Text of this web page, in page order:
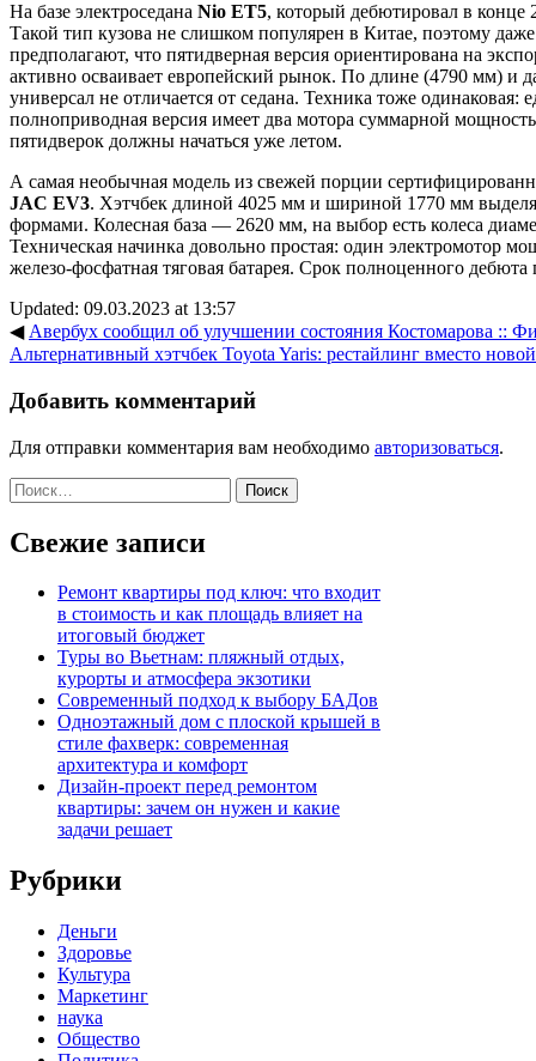
На базе электроседана Nio ET5, который дебютировал в конце
Такой тип кузова не слишком популярен в Китае, поэтому
предполагают, что пятидверная версия ориентирована на
активно осваивает европейский рынок. По длине (4790 мм) и
универсал не отличается от седана. Техника тоже одинаковая:
полноприводная версия имеет два мотора суммарной
пятидверок должны начаться уже летом.
А самая необычная модель из свежей порции
JAC EV3. Хэтчбек длиной 4025 мм и шириной 1770 мм
формами. Колесная база — 2620 мм, на выбор есть колеса
Техническая начинка довольно простая: один электромотор
железо-фосфатная тяговая батарея. Срок полноценного дебюта
Updated: 09.03.2023 at 13:57
◀ Авербух сообщил об улучшении состояния Костомарова ::
Альтернативный хэтчбек Toyota Yaris: рестайлинг вместо
Добавить комментарий
Для отправки комментария вам необходимо авторизоваться.
Найти:
Свежие записи
Ремонт квартиры под ключ: что входит
в стоимость и как площадь влияет на
итоговый бюджет
Туры во Вьетнам: пляжный отдых,
курорты и атмосфера экзотики
Современный подход к выбору БАДов
Одноэтажный дом с плоской крышей в
стиле фахверк: современная
архитектура и комфорт
Дизайн-проект перед ремонтом
квартиры: зачем он нужен и какие
задачи решает
Рубрики
Деньги
Здоровье
Культура
Маркетинг
наука
Общество